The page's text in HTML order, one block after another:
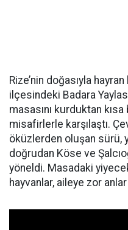
Rize’nin doğasıyla
ilçesindeki Badara
masasını kurduktan
misafirlerle karşılaştı.
öküzlerden oluşan sürü,
doğrudan Köse ve
yöneldi. Masadaki
hayvanlar, aileye zor anlar